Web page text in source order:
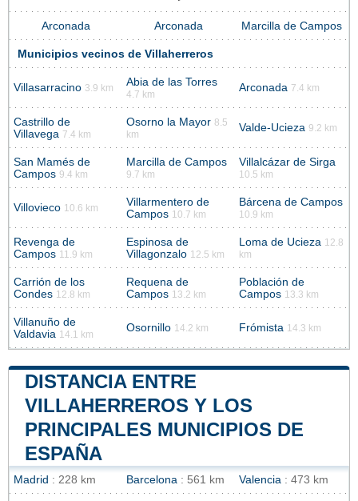
Arconada Arconada Marcilla de Campos
Municipios vecinos de Villaherreros
Villasarracino 3.9 km Abia de las Torres
4.7 km
Arconada 7.4 km
Castrillo de
Villavega 7.4 km
Osorno la Mayor 8.5
km
Valde-Ucieza 9.2 km
San Mamés de
Campos 9.4 km
Marcilla de Campos
9.7 km
Villalcázar de Sirga
10.5 km
Villovieco 10.6 km
Villarmentero de
Campos 10.7 km
Bárcena de Campos
10.9 km
Revenga de
Campos 11.9 km
Espinosa de
Villagonzalo 12.5 km
Loma de Ucieza 12.8
km
Carrión de los
Condes 12.8 km
Requena de
Campos 13.2 km
Población de
Campos 13.3 km
Villanuño de
Valdavia 14.1 km
Osornillo 14.2 km Frómista 14.3 km
DISTANCIA ENTRE
VILLAHERREROS Y LOS
PRINCIPALES MUNICIPIOS DE
ESPAÑA
Madrid : 228 km Barcelona : 561 km Valencia : 473 km